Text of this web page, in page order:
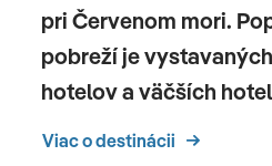
pri Červenom mori.
pobreží je
hotelov a väčších
Viac o destinácii